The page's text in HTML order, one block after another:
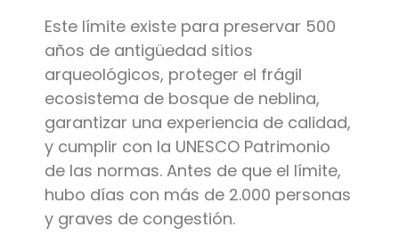
Este límite existe para preservar 500
años de antigüedad sitios
arqueológicos, proteger el frágil
ecosistema de bosque de neblina,
garantizar una experiencia de calidad,
y cumplir con la UNESCO Patrimonio
de las normas. Antes de que el límite,
hubo días con más de 2.000 personas
y graves de congestión.